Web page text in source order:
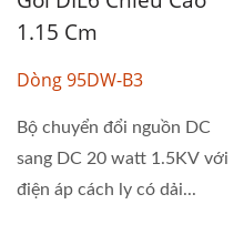
1.15 Cm
Dòng 95DW-B3
Bộ chuyển đổi nguồn DC
sang DC 20 watt 1.5KV với
điện áp cách ly có dải...